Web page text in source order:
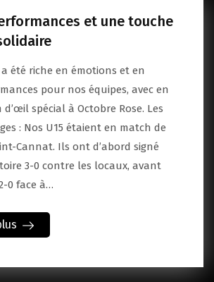
et une touche
a été riche en émotions et en
pour nos équipes, avec en
spécial à Octobre Rose. Les
: Nos U15 étaient en match de
Cannat. Ils ont d’abord signé
3-0 contre les locaux, avant
0 face à…